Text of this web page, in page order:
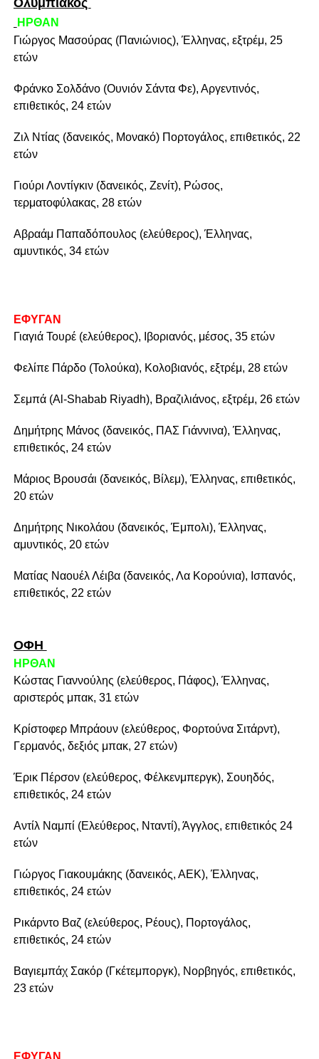
Ολυμπιακός
ΗΡΘΑΝ
Γιώργος Μασούρας (Πανιώνιος), Έλληνας, εξτρέμ, 25
ετών
Φράνκο Σολδάνο (Ουνιόν Σάντα Φε), Αργεντινός,
επιθετικός, 24 ετών
Ζιλ Ντίας (δανεικός, Μονακό) Πορτογάλος, επιθετικός, 22
ετών
Γιούρι Λοντίγκιν (δανεικός, Ζενίτ), Ρώσος,
τερματοφύλακας, 28 ετών
Αβραάμ Παπαδόπουλος (ελεύθερος), Έλληνας,
αμυντικός, 34 ετών
ΕΦΥΓΑΝ
Γιαγιά Τουρέ (ελεύθερος), Ιβοριανός, μέσος, 35 ετών
Φελίπε Πάρδο (Τολούκα), Κολοβιανός, εξτρέμ, 28 ετών
Σεμπά (Al-Shabab Riyadh), Βραζιλιάνος, εξτρέμ, 26 ετών
Δημήτρης Μάνος (δανεικός, ΠΑΣ Γιάννινα), Έλληνας,
επιθετικός, 24 ετών
Μάριος Βρουσάι (δανεικός, Βίλεμ), Έλληνας, επιθετικός,
20 ετών
Δημήτρης Νικολάου (δανεικός, Έμπολι), Έλληνας,
αμυντικός, 20 ετών
Ματίας Ναουέλ Λέιβα (δανεικός, Λα Κορούνια), Ισπανός,
επιθετικός, 22 ετών
ΟΦΗ
ΗΡΘΑΝ
Κώστας Γιαννούλης (ελεύθερος, Πάφος), Έλληνας,
αριστερός μπακ, 31 ετών
Κρίστοφερ Μπράουν (ελεύθερος, Φορτούνα Σιτάρντ),
Γερμανός, δεξιός μπακ, 27 ετών)
Έρικ Πέρσον (ελεύθερος, Φέλκενμπεργκ), Σουηδός,
επιθετικός, 24 ετών
Αντίλ Ναμπί (Ελεύθερος, Νταντί), Άγγλος, επιθετικός 24
ετών
Γιώργος Γιακουμάκης (δανεικός, ΑΕΚ), Έλληνας,
επιθετικός, 24 ετών
Ρικάρντο Βαζ (ελεύθερος, Ρέους), Πορτογάλος,
επιθετικός, 24 ετών
Βαγιεμπάχ Σακόρ (Γκέτεμποργκ), Νορβηγός, επιθετικός,
23 ετών